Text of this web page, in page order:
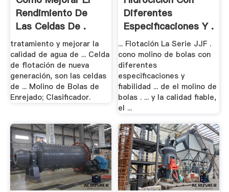
Rendimiento De
Las Celdas De .
tratamiento y mejorar la
calidad de agua de ... Celda
de flotación de nueva
generación, son las celdas
de ... Molino de Bolas de
Enrejado; Clasificador.
Diferentes
Especificaciones Y .
... Flotación La Serie JJF .
cono molino de bolas con
diferentes
especificaciones y
fiabilidad ... de el molino de
bolas . ... y la calidad fiable,
el ...